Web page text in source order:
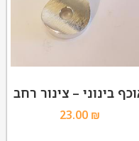
בינוני – צינור רחב
23.00 ₪